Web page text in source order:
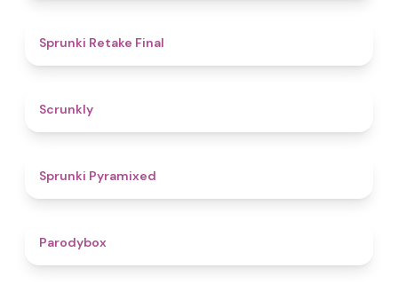
Sprunki Retake Final
Scrunkly
Sprunki Pyramixed
Parodybox